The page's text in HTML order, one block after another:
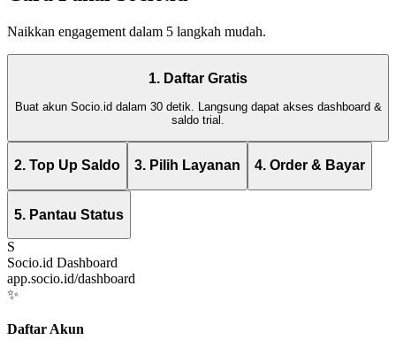
Naikkan engagement dalam 5 langkah mudah.
1. Daftar Gratis
Buat akun Socio.id dalam 30 detik. Langsung dapat akses dashboard &
saldo trial.
2. Top Up Saldo 3. Pilih Layanan 4. Order & Bayar
5. Pantau Status
S
Socio.id Dashboard
app.socio.id/dashboard
✨
Daftar Akun